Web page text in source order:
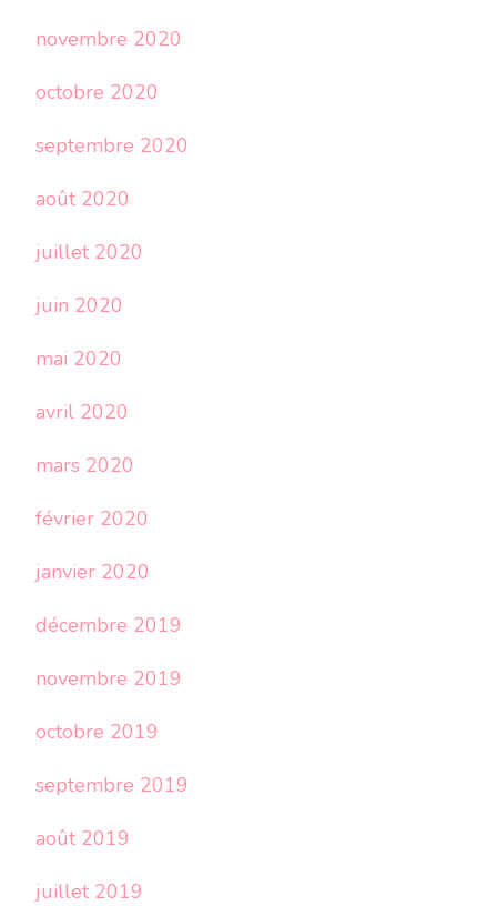
novembre 2020
octobre 2020
septembre 2020
août 2020
juillet 2020
juin 2020
mai 2020
avril 2020
mars 2020
février 2020
janvier 2020
décembre 2019
novembre 2019
octobre 2019
septembre 2019
août 2019
juillet 2019